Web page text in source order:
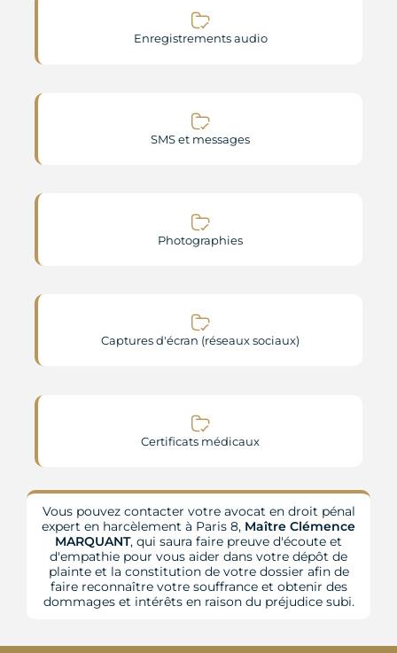
Enregistrements audio
SMS et messages
Photographies
Captures d'écran (réseaux sociaux)
Certificats médicaux
Vous pouvez contacter votre avocat en droit pénal
expert en harcèlement à Paris 8, Maître Clémence
MARQUANT, qui saura faire preuve d'écoute et
d'empathie pour vous aider dans votre dépôt de
plainte et la constitution de votre dossier afin de
faire reconnaître votre souffrance et obtenir des
dommages et intérêts en raison du préjudice subi.